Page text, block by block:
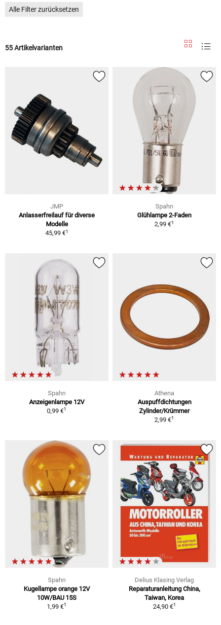
Alle Filter zurücksetzen
55 Artikelvarianten
JMP
Anlasserfreilauf für diverse
Modelle
45,99 €1
Spahn
Glühlampe 2-Faden
2,99 €1
Spahn
Anzeigenlampe 12V
0,99 €1
Athena
Auspuffdichtungen
Zylinder/Krümmer
2,99 €1
Spahn
Kugellampe orange 12V
10W/BAU 15S
1,99 €1
Delius Klasing Verlag
Reparaturanleitung China,
Taiwan, Korea
24,90 €1